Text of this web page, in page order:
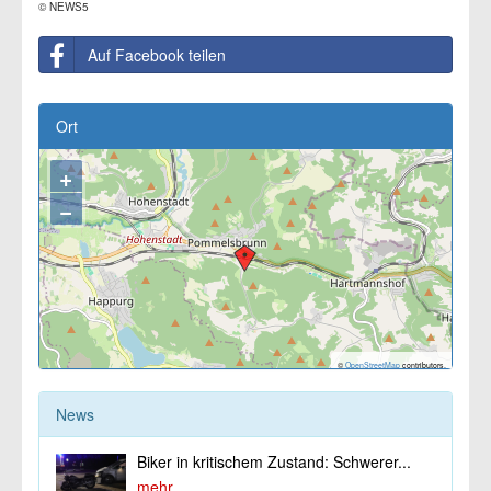
© NEWS5
Auf Facebook teilen
Ort
+
−
© OpenStreetMapcontributors.
News
Biker in kritischem Zustand: Schwerer...